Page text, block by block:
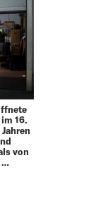
16.
von
…